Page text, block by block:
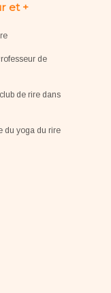
et +
de
de rire dans
du yoga du rire